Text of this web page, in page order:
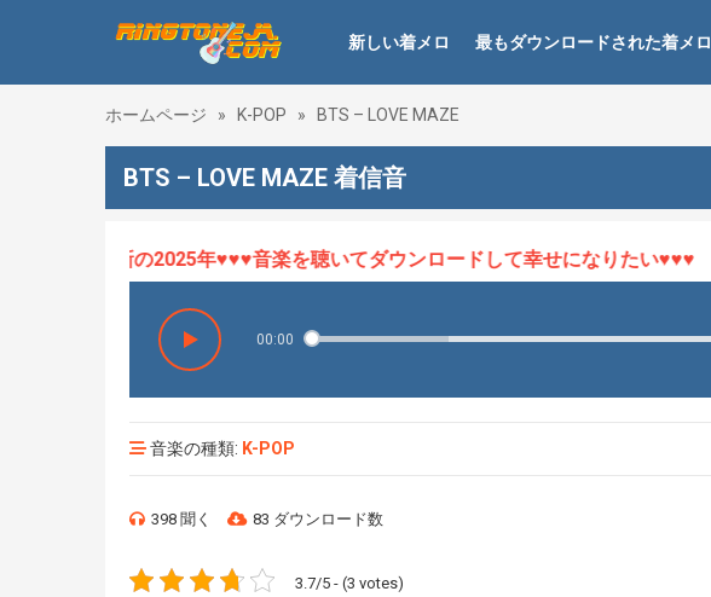
新しい着メロ 最もダウンロードされた着メロ
ホームページ » K-POP » BTS – LOVE MAZE
BTS – LOVE MAZE 着信音
、最新の2025年♥♥♥音楽を聴いてダウンロードして幸せになりたい♥♥♥
00:00
音楽の種類: K-POP
398 聞く 83 ダウンロード数
3.7/5 - (3 votes)